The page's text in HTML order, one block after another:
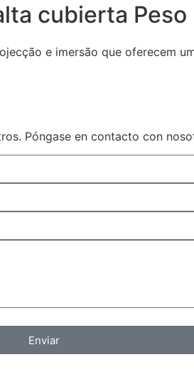
cubierta Peso
e imersão que oferecem
Póngase en contacto con
Enviar